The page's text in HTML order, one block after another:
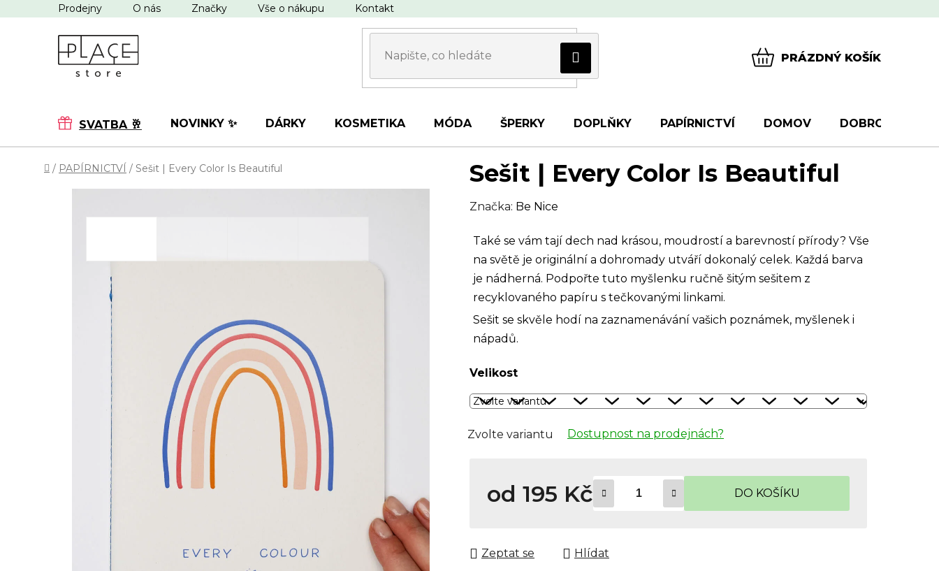
na
Prodejny O nás Značky Vše o nákupu Kontakt
PRÁZDNÝ KOŠÍK
SVATBA 🥂 NOVINKY ✨ DÁRKY KOSMETIKA MÓDA ŠPERKY DOPLŇKY PAPÍRNICTVÍ DOMOV DOBROTY
Domů
/ PAPÍRNICTVÍ / Sešit | Every Color Is Beautiful Sešit | Every Color Is Beautiful
Značka: Be Nice
Také se vám tají dech nad krásou, moudrostí a barevností přírody? Vše
na světě je originální a dohromady utváří dokonalý celek. Každá barva
je nádherná. Podpořte tuto myšlenku ručně šitým sešitem z
recyklovaného papíru s tečkovanými linkami.
Sešit se skvěle hodí na zaznamenávání vašich poznámek, myšlenek i
nápadů.
Velikost
Zvolte variantu Dostupnost na prodejnách?
od 195 Kč DO KOŠÍKU
Zeptat se Hlídat